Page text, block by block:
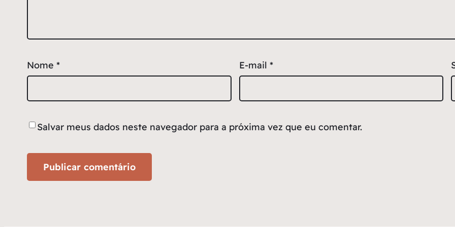
Nome * E-mail *
Salvar meus dados neste navegador para a próxima vez que eu comentar.